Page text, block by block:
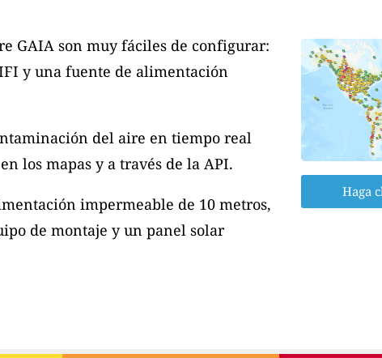
GAIA son muy fáciles de configurar:
y una fuente de alimentación
del aire en tiempo real
los mapas y a través de la API.
impermeable de 10 metros,
de montaje y un panel solar
Haga